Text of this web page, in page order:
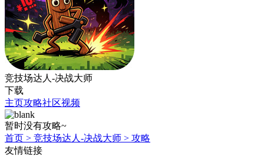
竞技场达人-决战大师
下载
主页攻略社区视频
暂时没有攻略~
首页 > 竞技场达人-决战大师 > 攻略
友情链接